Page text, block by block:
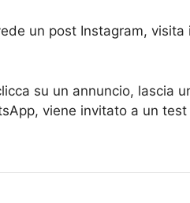
un post Instagram,
su un annuncio, lascia
viene invitato a un